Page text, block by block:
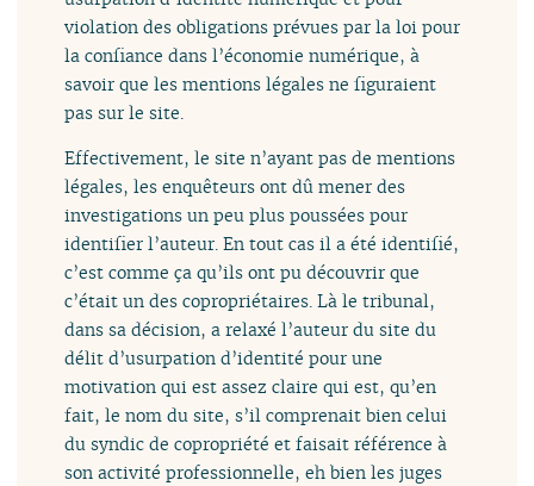
violation des obligations prévues par la loi pour
la confiance dans l’économie numérique, à
savoir que les mentions légales ne figuraient
pas sur le site.
Effectivement, le site n’ayant pas de mentions
légales, les enquêteurs ont dû mener des
investigations un peu plus poussées pour
identifier l’auteur. En tout cas il a été identifié,
c’est comme ça qu’ils ont pu découvrir que
c’était un des copropriétaires. Là le tribunal,
dans sa décision, a relaxé l’auteur du site du
délit d’usurpation d’identité pour une
motivation qui est assez claire qui est, qu’en
fait, le nom du site, s’il comprenait bien celui
du syndic de copropriété et faisait référence à
son activité professionnelle, eh bien les juges